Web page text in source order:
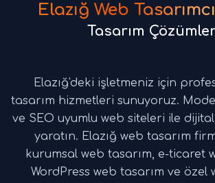
Elazığ Web Tasarımcı
Tasarım
Elazığ'deki işletmeniz için
tasarım hizmetleri sunuyoruz.
ve SEO uyumlu web siteleri ile
yaratın. Elazığ web tasarım
kurumsal web tasarım, e-ticaret
WordPress web tasarım ve özel